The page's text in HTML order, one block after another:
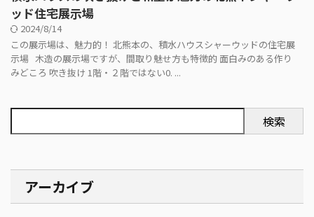
ッド住宅展示場
2024/8/14
この展示場は、魅力的！ 北熊本の、積水ハウスシャーウッドの住宅展
示場 木造の展示場ですが、間取り魅せ方も特徴的 面白みのある作り
みどころ 吹き抜け 1階・２階ではない0. ...
検索
アーカイブ